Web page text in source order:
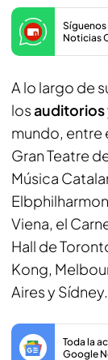
Síguenos
Noticias
A lo largo de
losauditorios
mundo, entre
Gran Teatre
Música
Viena, el
Hall de
Kong,
Aires y Sídney.
Toda la
Google